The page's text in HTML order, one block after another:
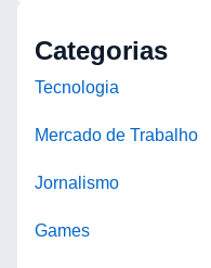
Categorias
Tecnologia
Mercado de Trabalho
Jornalismo
Games